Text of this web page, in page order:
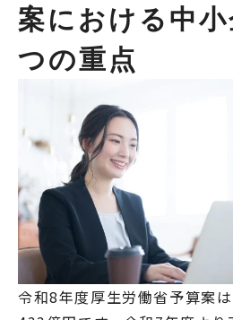
案における中
つの重点
令和8年度厚生労働省予算案